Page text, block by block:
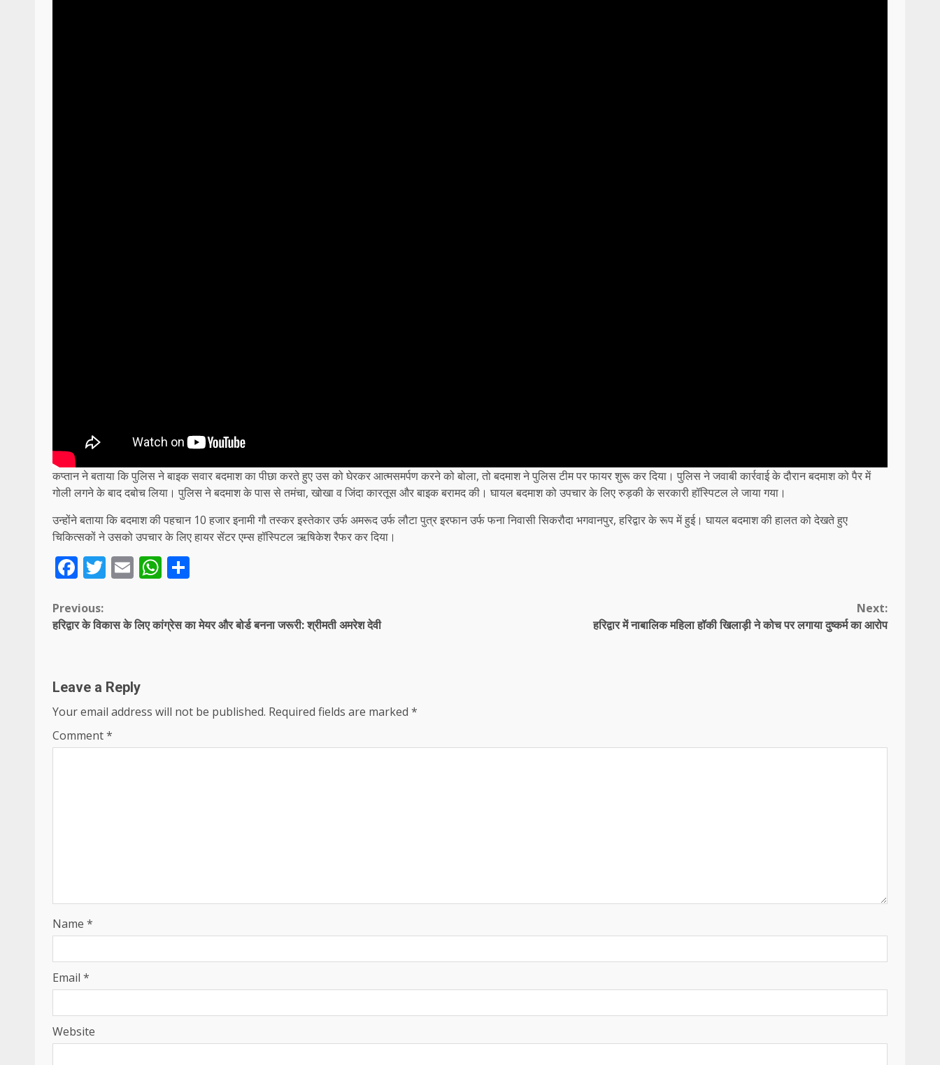
कप्तान ने बताया कि पुलिस ने बाइक सवार बदमाश का पीछा करते हुए उस को घेरकर आत्मसमर्पण करने को बोला, तो बदमाश ने पुलिस टीम पर फायर शुरू कर दिया। पुलिस ने जवाबी कार्रवाई के दौरान बदमाश को पैर में
गोली लगने के बाद दबोच लिया। पुलिस ने बदमाश के पास से तमंचा, खोखा व जिंदा कारतूस और बाइक बरामद की। घायल बदमाश को उपचार के लिए रुड़की के सरकारी हॉस्पिटल ले जाया गया।
उन्होंने बताया कि बदमाश की पहचान 10 हजार इनामी गौ तस्कर इस्तेकार उर्फ अमरूद उर्फ लौटा पुत्र इरफान उर्फ फना निवासी सिकरौदा भगवानपुर, हरिद्वार के रूप में हुई। घायल बदमाश की हालत को देखते हुए
चिकित्सकों ने उसको उपचार के लिए हायर सेंटर एम्स हॉस्पिटल ऋषिकेश रैफर कर दिया।
Facebook
Twitter
EmailWhatsApp
Continue
Previous:
हरिद्वार के विकास के लिए कांग्रेस का मेयर और बोर्ड बनना जरूरी: श्रीमती अमरेश देवी
Next:
हरिद्वार में नाबालिक महिला हॉकी खिलाड़ी ने कोच पर लगाया दुष्कर्म का आरोप
Leave a Reply
Your email address will not be published. Required fields are marked *
Comment*
Name *
Email *
Website